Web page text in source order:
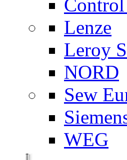
Control
Lenze
Leroy
NORD
Sew
WEG